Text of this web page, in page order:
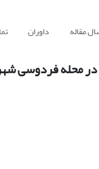
مقاله داوران
محله فردوسی